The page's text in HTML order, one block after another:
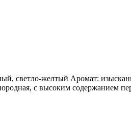
светло-желтый Аромат:
с высоким содержанием